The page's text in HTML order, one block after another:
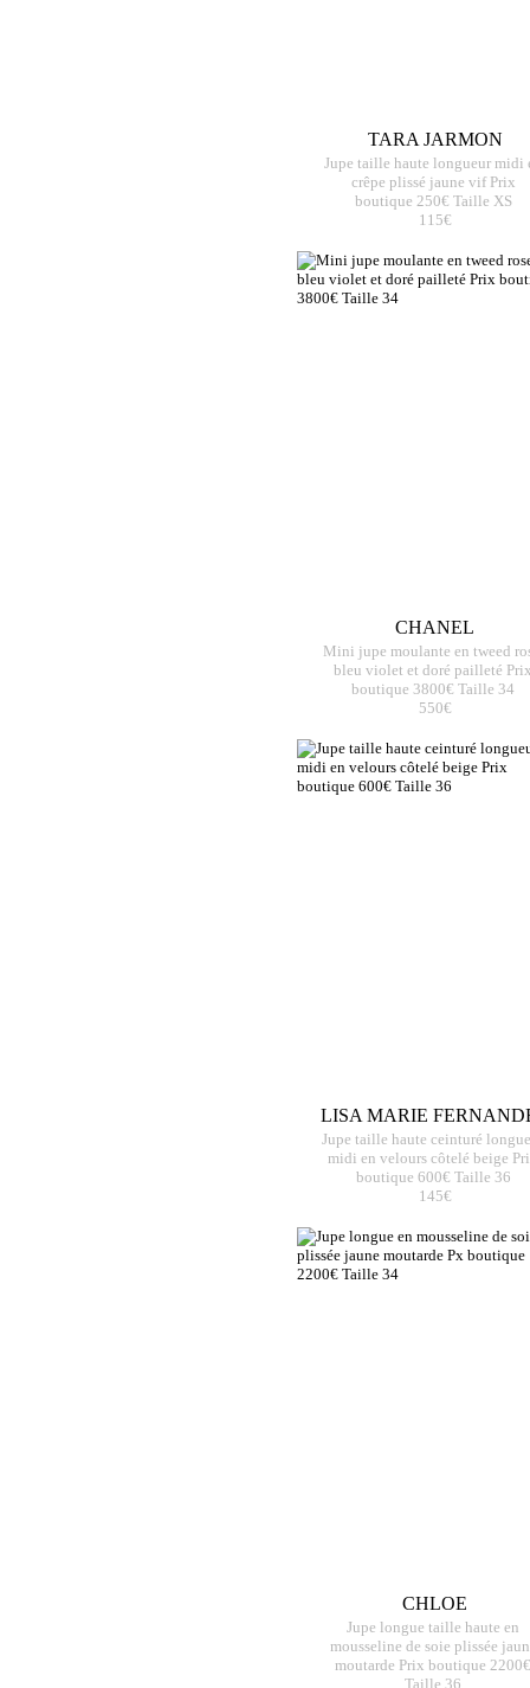
TARA JARMON
Jupe taille haute longueur midi
crêpe plissé jaune vif Prix
boutique 250€ Taille XS
115€
CHANEL
Mini jupe moulante en tweed
bleu violet et doré pailleté
boutique 3800€ Taille 34
550€
LISA MARIE
Jupe taille haute ceinturé
midi en velours côtelé beige
boutique 600€ Taille 36
145€
CHLOE
Jupe longue taille haute en
mousseline de soie plissée
moutarde Prix boutique 2200€
Taille 36